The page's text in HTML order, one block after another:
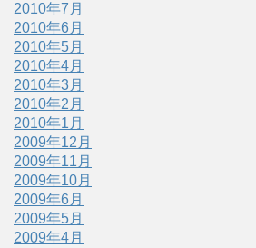
2010年7月
2010年6月
2010年5月
2010年4月
2010年3月
2010年2月
2010年1月
2009年12月
2009年11月
2009年10月
2009年6月
2009年5月
2009年4月